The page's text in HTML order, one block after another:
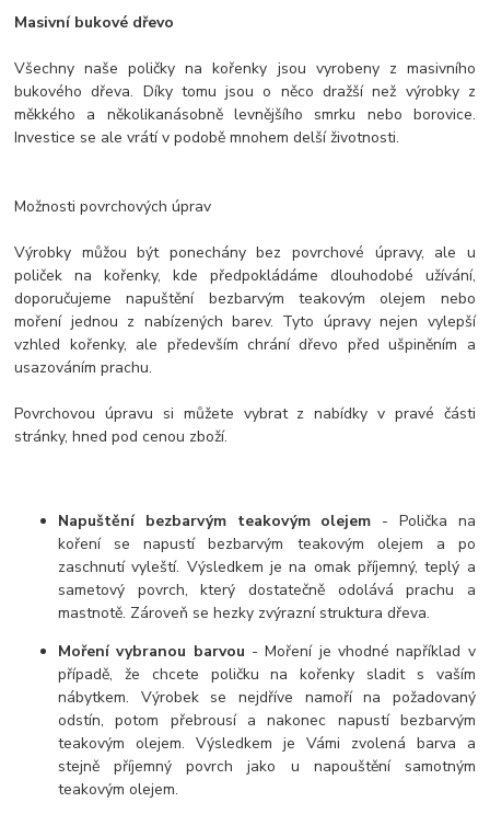
Masivní bukové dřevo
Všechny naše poličky na kořenky jsou vyrobeny z masivního
bukového dřeva. Díky tomu jsou o něco dražší než výrobky z
měkkého a několikanásobně levnějšího smrku nebo borovice.
Investice se ale vrátí v podobě mnohem delší životnosti.
Možnosti povrchových úprav
Výrobky můžou být ponechány bez povrchové úpravy, ale u
poliček na kořenky, kde předpokládáme dlouhodobé užívání,
doporučujeme napuštění bezbarvým teakovým olejem nebo
moření jednou z nabízených barev. Tyto úpravy nejen vylepší
vzhled kořenky, ale především chrání dřevo před ušpiněním a
usazováním prachu.
Povrchovou úpravu si můžete vybrat z nabídky v pravé části
stránky, hned pod cenou zboží.
Napuštění bezbarvým teakovým olejem - Polička na
koření se napustí bezbarvým teakovým olejem a po
zaschnutí vyleští. Výsledkem je na omak příjemný, teplý a
sametový povrch, který dostatečně odolává prachu a
mastnotě. Zároveň se hezky zvýrazní struktura dřeva.
Moření vybranou barvou - Moření je vhodné například v
případě, že chcete poličku na kořenky sladit s vaším
nábytkem. Výrobek se nejdříve namoří na požadovaný
odstín, potom přebrousí a nakonec napustí bezbarvým
teakovým olejem. Výsledkem je Vámi zvolená barva a
stejně příjemný povrch jako u napouštění samotným
teakovým olejem.